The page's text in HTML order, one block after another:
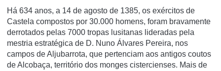
Há 634 anos, a 14 de agosto de 1385, os exércitos de
Castela compostos por 30.000 homens, foram bravamente
derrotados pelas 7000 tropas lusitanas lideradas pela
mestria estratégica de D. Nuno Álvares Pereira, nos
campos de Aljubarrota, que pertenciam aos antigos coutos
de Alcobaça, território dos monges cistercienses. Mais de